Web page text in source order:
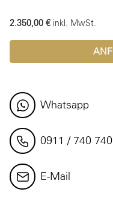
2.350,00 € inkl. MwSt.
Whatsapp
0911 / 740 740
E-Mail